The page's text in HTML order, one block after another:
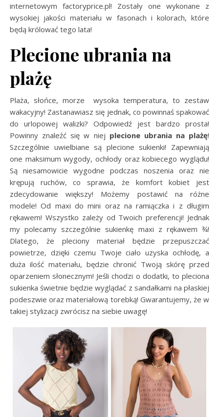
internetowym factoryprice.pl! Zostały one wykonane z
wysokiej jakości materiału w fasonach i kolorach, które
będą królować tego lata!
Plecione ubrania na
plażę
Plaża, słońce, morze wysoka temperatura, to zestaw
wakacyjny! Zastanawiasz się jednak, co powinnaś spakować
do urlopowej walizki? Odpowiedź jest bardzo prosta!
Powinny znaleźć się w niej plecione ubrania na plażę!
Szczególnie uwielbiane są plecione sukienki! Zapewniają
one maksimum wygody, ochłody oraz kobiecego wyglądu!
Są niesamowicie wygodne podczas noszenia oraz nie
krępują ruchów, co sprawia, że komfort kobiet jest
zdecydowanie większy! Możemy postawić na różne
modele! Od maxi do mini oraz na ramiączka i z długim
rękawem! Wszystko zależy od Twoich preferencji! Jednak
my polecamy szczególnie sukienkę maxi z rękawem ¾!
Dlatego, że pleciony materiał będzie przepuszczać
powietrze, dzięki czemu Twoje ciało uzyska ochłodę, a
duża ilość materiału, będzie chronić Twoją skórę przed
oparzeniem słonecznym! Jeśli chodzi o dodatki, to pleciona
sukienka świetnie będzie wyglądać z sandałkami na płaskiej
podeszwie oraz materiałową torebką! Gwarantujemy, że w
takiej stylizacji zwrócisz na siebie uwagę!